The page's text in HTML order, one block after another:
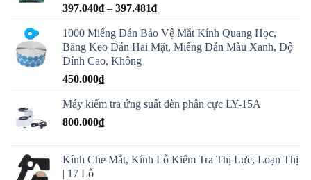
nhân
397.040₫ – 397.481₫Khoảng
từ
397.040₫
1000 Miếng Dán Bảo Vệ Mắt Kính Quang Học,
Băng Keo Dán Hai Mặt, Miếng Dán Màu Xanh, Độ
Dính Cao, Không
450.000₫
Máy kiểm tra ứng suất đèn phân cực LY-15A
800.000₫
Kính Che Mắt, Kính Lỗ Kiểm Tra Thị Lực, Loạn Thị
| 17 Lỗ